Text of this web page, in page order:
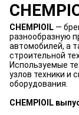
CHEMPIOIL —
разнообразную
автомобилей, а
строительной
Используемые
узлов техники и
оборудования.
CHEMPIOIL